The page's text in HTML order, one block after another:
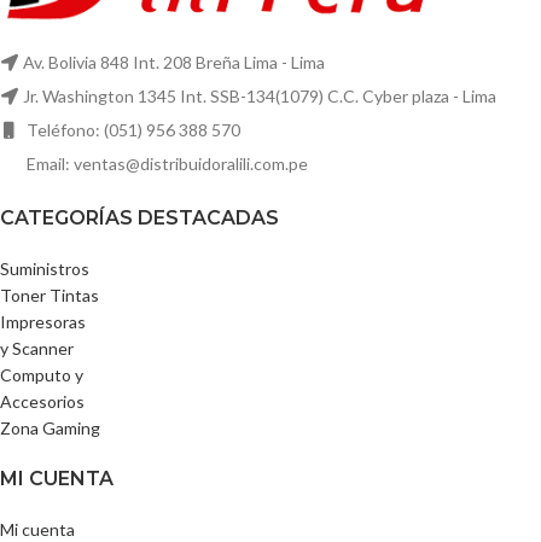
Av. Bolivia 848 Int. 208 Breña Lima - Lima
Jr. Washington 1345 Int. SSB-134(1079) C.C. Cyber plaza - Lima
Teléfono: (051) 956 388 570
Email: ventas@distribuidoralili.com.pe
CATEGORÍAS DESTACADAS
Suministros
Toner Tintas
Impresoras
y Scanner
Computo y
Accesorios
Zona Gaming
MI CUENTA
Mi cuenta